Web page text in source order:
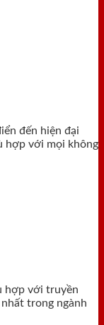
đến hiện đại
hợp với mọi không
hợp với truyền
trong ngành